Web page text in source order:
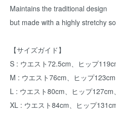
Maintains the traditional design
but made with a highly stretchy
【サイズガイド】
S : ウエスト72.5cm、ヒップ
M : ウエスト76cm、ヒップ
L : ウエスト80cm、ヒップ
XL : ウエスト84cm、ヒップ